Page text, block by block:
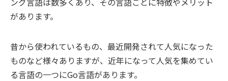
があります。
昔から使われているもの、最近開発されて人気になった
ものなど様々ありますが、近年になって人気を集めてい
る言語の一つにGo言語があります。